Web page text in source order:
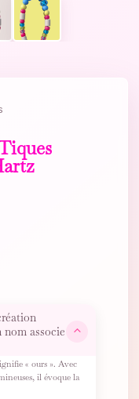
nom associe
« ours ». Avec
il évoque la